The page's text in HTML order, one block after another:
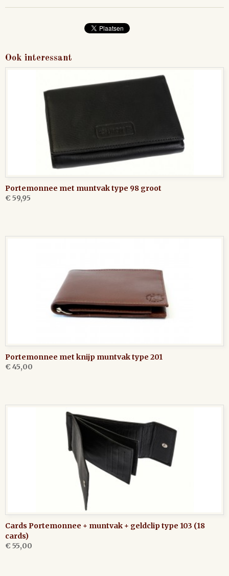
Ook interessant
Portemonnee met muntvak type 98 groot
€ 59,95
Portemonnee met knijp muntvak type 201
€ 45,00
Cards Portemonnee + muntvak + geldclip type 103 (18
cards)
€ 55,00